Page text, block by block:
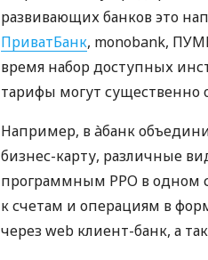
развивающих банков это
ПриватБанк, monobank,
время набор доступных
тарифы могут существенно
Например, в àбанк
бизнес-карту, различные
программным РРО в одном
к счетам и операциям в
через web клиент-банк, а